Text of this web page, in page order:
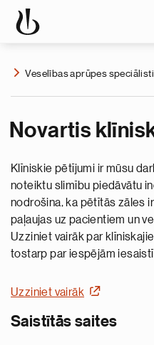
Veselības aprūpes speciālisti
Novartis
Klīniskie pētījumi ir mūsu
noteiktu slimību piedāvātu
nodrošina, ka pētītās zāles
paļaujas uz pacientiem un
Uzziniet vairāk par
tostarp par iespējām
Uzziniet vairāk
Saistītās saites